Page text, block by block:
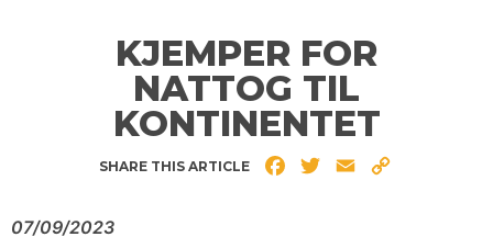
KJEMPER FOR
NATTOG TIL
KONTINENTET
SHARE THIS ARTICLE FacebookTwitterEmail
07/09/2023